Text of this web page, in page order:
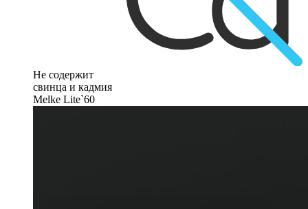
Не содержит
свинца и кадмия
Melke Lite`60